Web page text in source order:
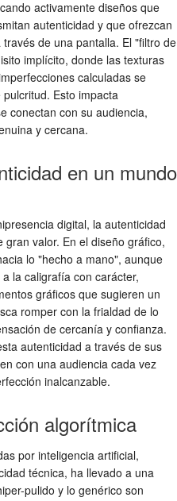
activamente diseños que
autenticidad y que ofrezcan
de una pantalla. El "filtro de
implícito, donde las texturas
calculadas se
Esto impacta
conectan con su audiencia,
y cercana.
en un mundo
digital, la autenticidad
valor. En el diseño gráfico,
lo "hecho a mano", aunque
la caligrafía con carácter,
gráficos que sugieren un
romper con la frialdad de lo
de cercanía y confianza.
autenticidad a través de sus
con una audiencia cada vez
inalcanzable.
algorítmica
por inteligencia artificial,
técnica, ha llevado a una
pulido y lo genérico son